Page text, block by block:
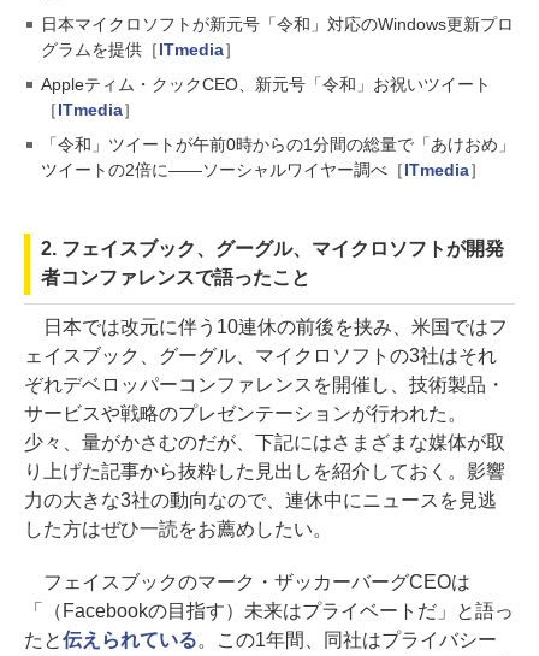
日本マイクロソフトが新元号「令和」対応のWindows更新プロ
グラムを提供［ITmedia］
Appleティム・クックCEO、新元号「令和」お祝いツイート
［ITmedia］
「令和」ツイートが午前0時からの1分間の総量で「あけおめ」
ツイートの2倍に――ソーシャルワイヤー調べ［ITmedia］
2. フェイスブック、グーグル、マイクロソフトが開発
者コンファレンスで語ったこと
日本では改元に伴う10連休の前後を挟み、米国ではフ
ェイスブック、グーグル、マイクロソフトの3社はそれ
ぞれデベロッパーコンファレンスを開催し、技術製品・
サービスや戦略のプレゼンテーションが行われた。
少々、量がかさむのだが、下記にはさまざまな媒体が取
り上げた記事から抜粋した見出しを紹介しておく。影響
力の大きな3社の動向なので、連休中にニュースを見逃
した方はぜひ一読をお薦めしたい。
フェイスブックのマーク・ザッカーバーグCEOは
「（Facebookの目指す）未来はプライベートだ」と語っ
たと伝えられている。この1年間、同社はプライバシー